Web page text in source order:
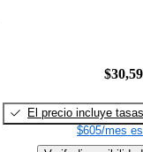
El precio incluye tasas
$605/mes